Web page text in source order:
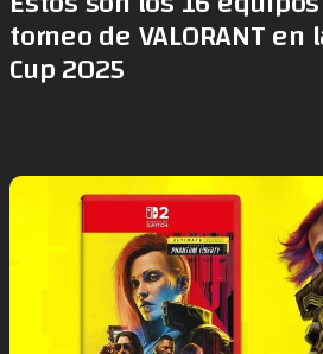
torneo de VALORANT
Cup 2025